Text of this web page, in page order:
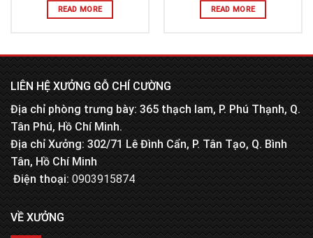
READ MORE READ MORE
LIÊN HỆ XƯỞNG GỖ CHÍ CƯỜNG
Địa chỉ phòng trưng bày: 365 thạch lam, P. Phú Thạnh, Q.
Tân Phú, Hồ Chí Minh.
Địa chỉ Xưởng: 302/71 Lê Đình Cẩn, P. Tân Tạo, Q. Bình
Tân, Hồ Chí Minh
Điện thoại:0903915874
VỀ XƯỞNG